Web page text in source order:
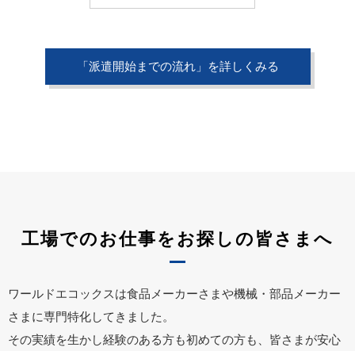
「派遣開始までの流れ」を詳しくみる
工場でのお仕事をお探しの皆さまへ
ワールドエコックスは食品メーカーさまや機械・部品メーカー
さまに専門特化してきました。
その実績を生かし経験のある方も初めての方も、皆さまが安心